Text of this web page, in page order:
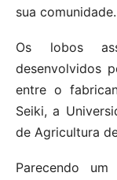
sua comunidade.
Os lobos
desenvolvidos
entre o
Seiki, a
de Agricultura
Parecendo